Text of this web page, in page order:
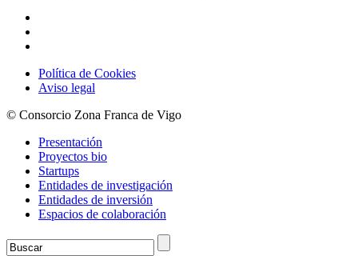
Política de Cookies
Aviso legal
© Consorcio Zona Franca de Vigo
Presentación
Proyectos bio
Startups
Entidades de investigación
Entidades de inversión
Espacios de colaboración